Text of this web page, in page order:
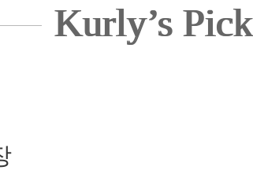
Kurly’s Pick